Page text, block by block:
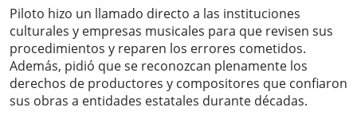
Piloto hizo un llamado directo a las instituciones
culturales y empresas musicales para que revisen sus
procedimientos y reparen los errores cometidos.
Además, pidió que se reconozcan plenamente los
derechos de productores y compositores que confiaron
sus obras a entidades estatales durante décadas.